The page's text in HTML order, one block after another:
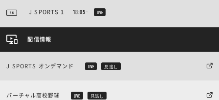
J SPORTS 1 18:05~ LIVE
配信情報
J SPORTS オンデマンド LIVE 見逃し
バーチャル高校野球 LIVE 見逃し